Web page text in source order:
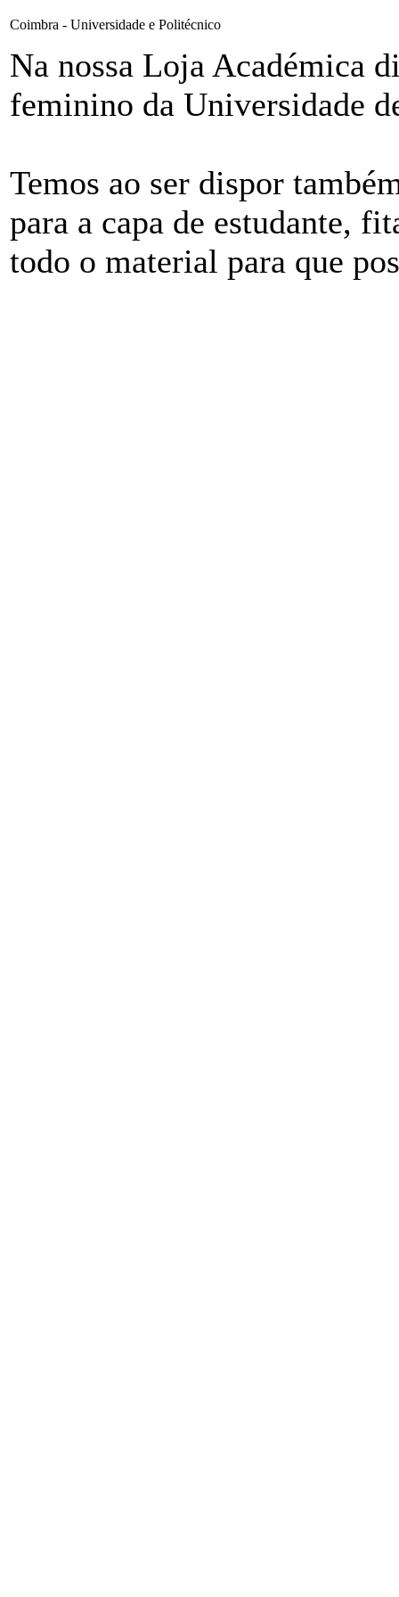
Coimbra - Universidade e Politécnico
Na nossa Loja Académica
feminino da Universidade
Temos ao ser dispor
para a capa de estudante,
todo o material para que